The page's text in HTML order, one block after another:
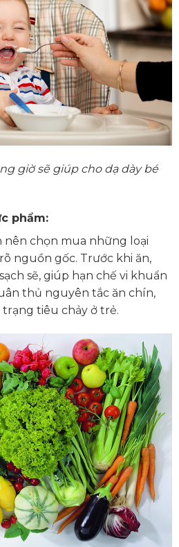
giờ sẽ giúp cho dạ dày bé
phẩm:
nên chọn mua những loại
nguồn gốc. Trước khi ăn,
sẽ, giúp hạn chế vi khuẩn
thủ nguyên tắc ăn chín,
tiêu chảy ở trẻ.